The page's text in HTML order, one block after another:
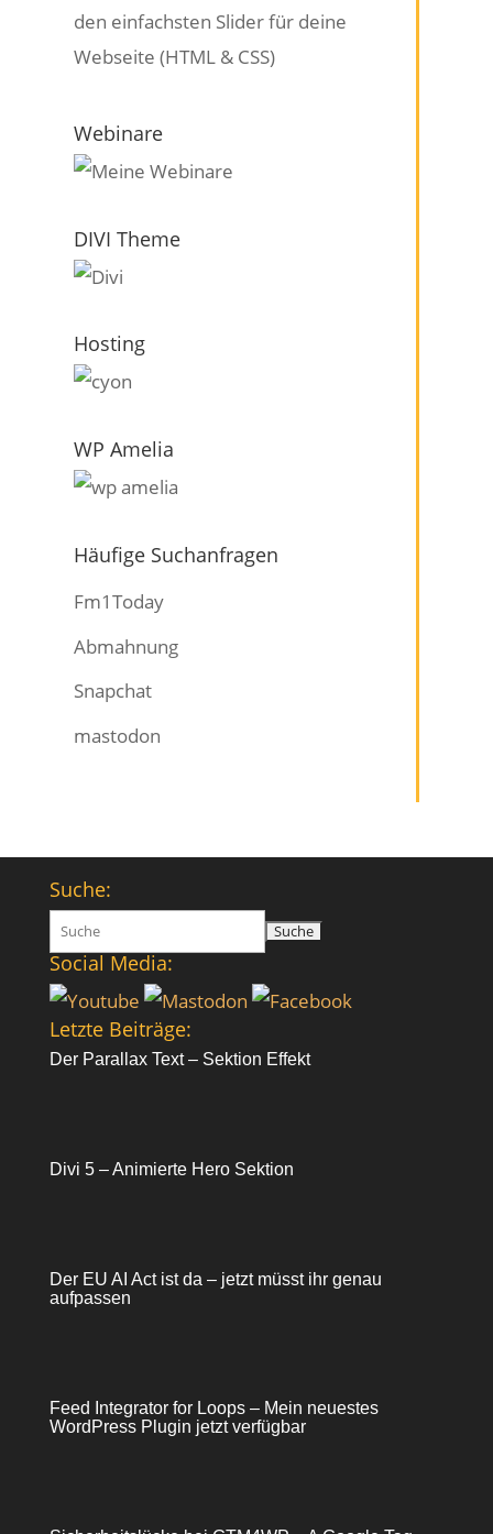
den einfachsten Slider für deine
Webseite (HTML & CSS)
Webinare
DIVI Theme
Hosting
WP Amelia
Häufige Suchanfragen
Fm1Today
Abmahnung
Snapchat
mastodon
Suche:
Suchen
nach:
Social Media:
Letzte Beiträge:
Der Parallax Text – Sektion Effekt
Divi 5 – Animierte Hero Sektion
Der EU AI Act ist da – jetzt müsst ihr genau
aufpassen
Feed Integrator for Loops – Mein neuestes
WordPress Plugin jetzt verfügbar